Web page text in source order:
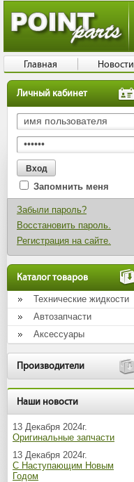
Личный кабинет
Запомнить меня
Забыли пароль?
Восстановить пароль.
Регистрация на сайте.
Каталог товаров
Технические жидкости
Автозапчасти
Аксессуары
Производители
Наши новости
13 Декабря 2024г.
Оригинальные запчасти
13 Декабря 2024г.
С Наступающим Новым
Годом
Главная Новости